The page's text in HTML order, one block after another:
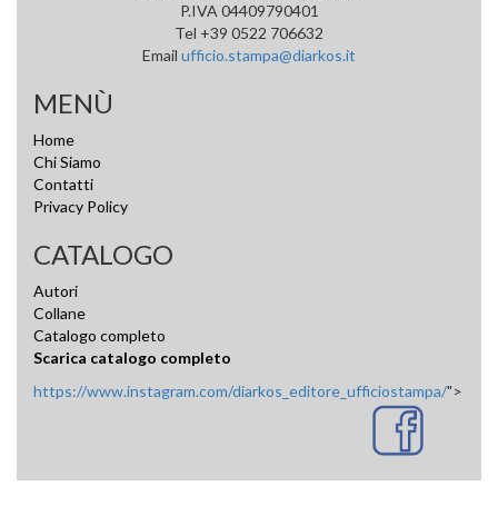
P.IVA 04409790401
Tel +39 0522 706632
Email ufficio.stampa@diarkos.it
MENÙ
Home
Chi Siamo
Contatti
Privacy Policy
CATALOGO
Autori
Collane
Catalogo completo
Scarica catalogo completo
https://www.instagram.com/diarkos_editore_ufficiostampa/">